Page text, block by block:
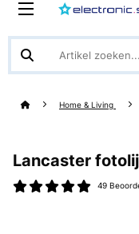
Home & Living
Lancaster
49